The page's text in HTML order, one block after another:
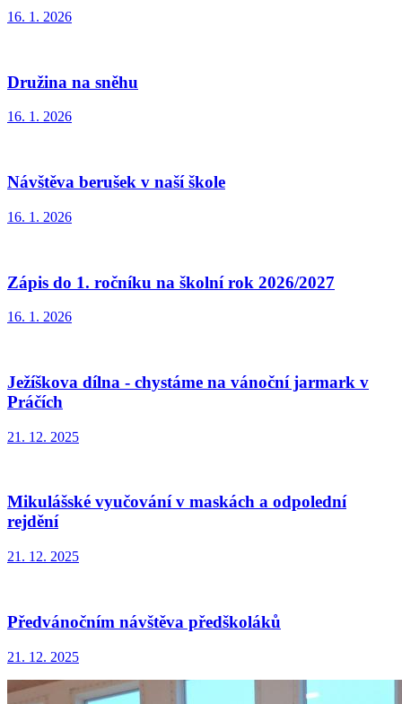
16. 1. 2026
Družina na sněhu
16. 1. 2026
Návštěva berušek v naší škole
16. 1. 2026
Zápis do 1. ročníku na školní rok 2026/2027
16. 1. 2026
Ježíškova dílna - chystáme na vánoční jarmark v
Práčích
21. 12. 2025
Mikulášské vyučování v maskách a odpolední
rejdění
21. 12. 2025
Předvánočním návštěva předškoláků
21. 12. 2025